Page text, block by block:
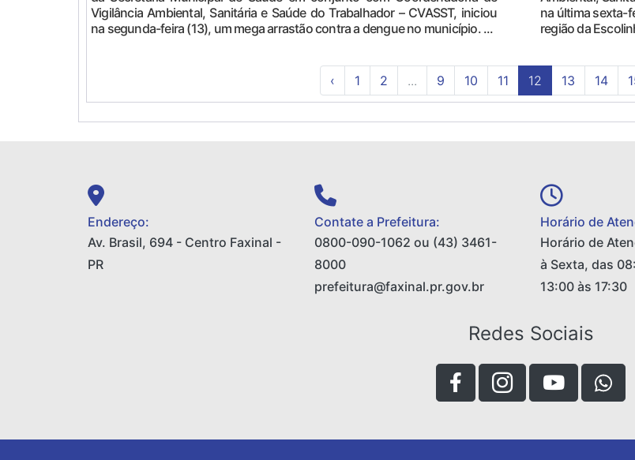
Vigilância Ambiental, Sanitária e Saúde do Trabalhador – CVASST, iniciou
na segunda-feira (13), um mega arrastão contra a dengue no município. ...
na última sexta-
região da
‹ 1 2 ... 9 10 11 12 13 14
Endereço:
Av. Brasil, 694 - Centro Faxinal -
PR
Contate a Prefeitura:
0800-090-1062 ou (43) 3461-
8000
prefeitura@faxinal.pr.gov.br
Horário de
Horário de
à Sexta, das
13:00 às 17:30
Redes Sociais